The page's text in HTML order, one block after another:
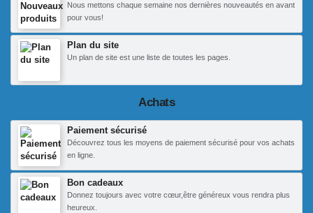
Nous mettons chaque semaine nos dernières nouveautés en avant
pour vous!
Plan du site
Un plan de site est une liste de toutes les pages.
Achats
Paiement sécurisé
Découvrez tous les moyens de paiement sécurisé pour vos achats
en ligne.
Bon cadeaux
Donnez toujours avec votre cœur,être généreux vous rendra plus
heureux.